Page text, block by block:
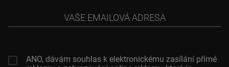
adresa
ANO, dávám souhlas k elektronickému zasílání přímé